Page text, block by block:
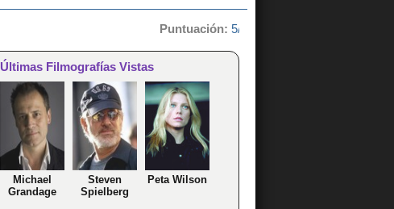
Puntuación: 5/10 de 2 votos
Últimas Filmografías Vistas
Michael
Grandage
Steven
Spielberg
Peta Wilson